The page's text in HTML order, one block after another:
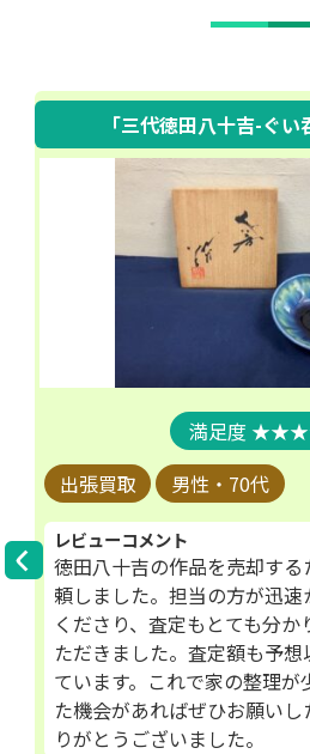
「三代徳田八十吉-ぐい
出張買取
男性・70代
レビューコメント
徳田八十吉の作品を売却す
頼しました。担当の方が迅
くださり、査定もとても分
ただきました。査定額も予
ています。これで家の整理が
た機会があればぜひお願いし
りがとうございました。